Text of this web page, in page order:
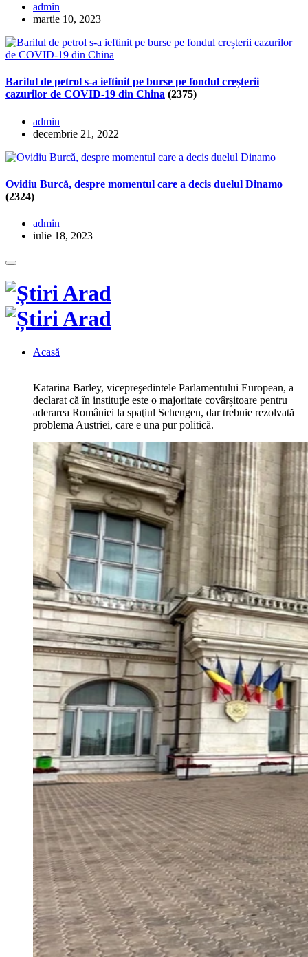
admin
martie 10, 2023
Barilul de petrol s-a ieftinit pe burse pe fondul creșterii
cazurilor de COVID-19 din China (2375)
admin
decembrie 21, 2022
Ovidiu Burcă, despre momentul care a decis duelul Dinamo
(2324)
admin
iulie 18, 2023
Acasă
Katarina Barley, vicepreşedintele Parlamentului European, a
declarat că în instituţie este o majoritate covârșitoare pentru
aderarea României la spaţiul Schengen, dar trebuie rezolvată
problema Austriei, care e una pur politică.